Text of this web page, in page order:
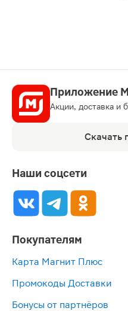
Приложение
Акции, доставка и
Скачать
Наши соцсети
Покупателям
Карта Магнит Плюс
Промокоды Доставки
Бонусы от партнёров